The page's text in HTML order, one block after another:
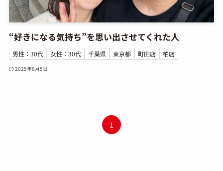
“好きになる気持ち”を思い出させてくれた人
男性：30代 女性：30代 千葉県 東京都 町田店 柏店
2025年8月5日
1